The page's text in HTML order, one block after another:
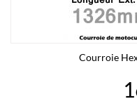
Courroie